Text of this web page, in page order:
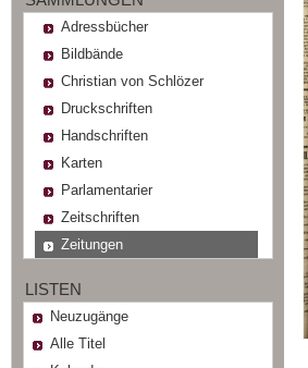
Adressbücher
Bildbände
Christian von Schlözer
Druckschriften
Handschriften
Karten
Parlamentarier
Zeitschriften
Zeitungen
LISTEN
Neuzugänge
Alle Titel